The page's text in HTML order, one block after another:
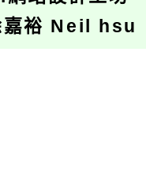
嘉裕 Neil hsu